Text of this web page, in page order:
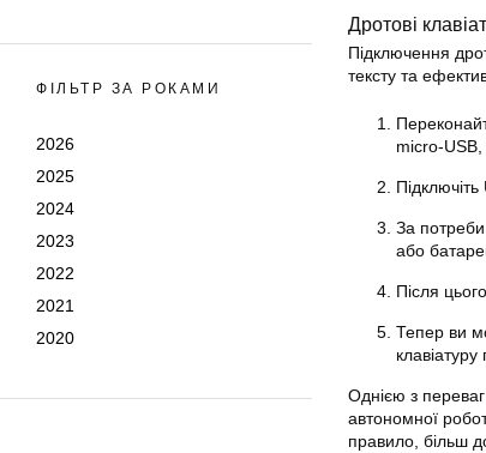
ФІЛЬТР ЗА РОКАМИ
2026
2025
2024
2023
2022
2021
2020
Дротові
Підключення
тексту та
micro-USB,
За потреби
або
Після
Тепер ви
Однією з
автономної
правило, більш